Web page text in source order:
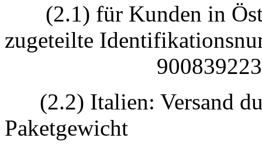
(2.1) für Kunden in
zugeteilte
(2.2) Italien: Versand
Paketgewicht